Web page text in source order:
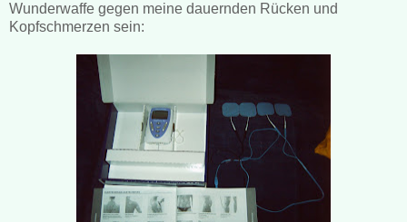
Wunderwaffe gegen meine dauernden Rücken und
Kopfschmerzen sein: